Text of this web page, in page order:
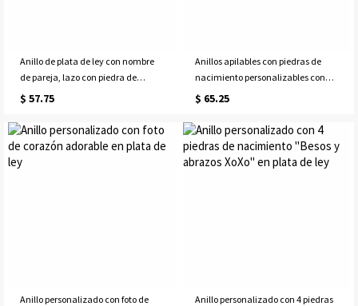
Anillo de plata de ley con nombre
de pareja, lazo con piedra de
nacimiento y corazón
$ 57.75
Anillos apilables con piedras de
nacimiento personalizables con
nombres para madres en tamaños
$ 65.25
Anillo personalizado con foto de
Anillo personalizado con 4 piedras